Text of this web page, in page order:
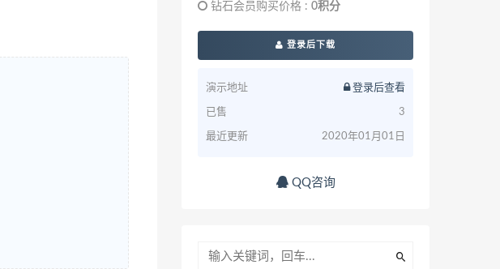
钻石会员购买价格 : 0积分
登录后下载
演示地址 登录后查看
已售 3
最近更新 2020年01月01日
QQ咨询